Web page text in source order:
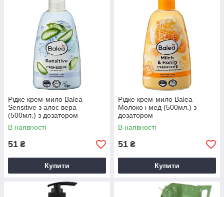
Рідке крем-мило Balea
Sensitive з алоє вера
(500мл.) з дозатором
В наявності
51 ₴
Купити
Рідке крем-мило Balea
Молоко і мед (500мл.) з
дозатором
В наявності
51 ₴
Купити